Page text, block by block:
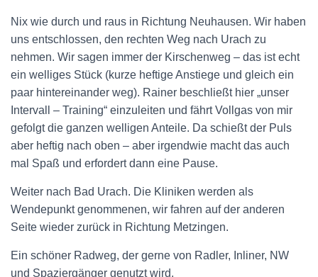
Nix wie durch und raus in Richtung Neuhausen. Wir haben
uns entschlossen, den rechten Weg nach Urach zu
nehmen. Wir sagen immer der Kirschenweg – das ist echt
ein welliges Stück (kurze heftige Anstiege und gleich ein
paar hintereinander weg). Rainer beschließt hier „unser
Intervall – Training“ einzuleiten und fährt Vollgas von mir
gefolgt die ganzen welligen Anteile. Da schießt der Puls
aber heftig nach oben – aber irgendwie macht das auch
mal Spaß und erfordert dann eine Pause.
Weiter nach Bad Urach. Die Kliniken werden als
Wendepunkt genommenen, wir fahren auf der anderen
Seite wieder zurück in Richtung Metzingen.
Ein schöner Radweg, der gerne von Radler, Inliner, NW
und Spaziergänger genutzt wird.